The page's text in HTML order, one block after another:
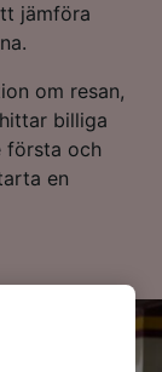
jämföra
om resan,
billiga
första och
en